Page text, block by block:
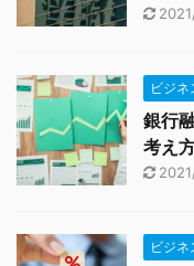
ビジネ
銀行
考え
ビジネ